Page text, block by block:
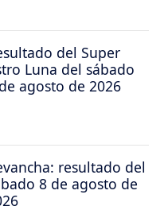
del Super
Luna del sábado
agosto de 2026
resultado del
8 de agosto de